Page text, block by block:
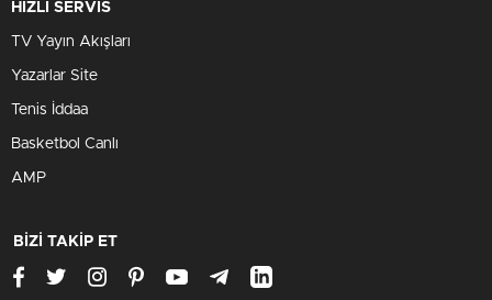
HIZLI SERVİS
TV Yayın Akışları
Yazarlar Site
Tenis İddaa
Basketbol Canlı
AMP
BİZİ TAKİP ET